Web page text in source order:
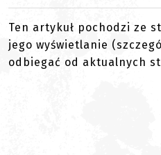
Ten artykuł pochodzi ze
jego wyświetlanie
odbiegać od aktualnych